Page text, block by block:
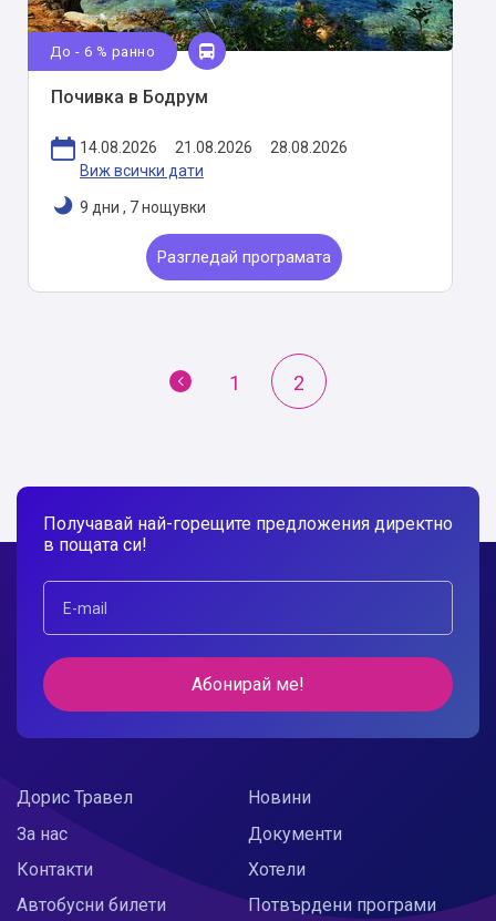
До - 6 % ранно
Почивка в Бодрум
14.08.2026 21.08.2026
28.08.2026
Виж всички дати
9 дни , 7 нощувки
Разгледай програмата
1 2
Получавай най-горещите предложения директно
в пощата си!
Абонирай ме!
Дорис Травел
За нас
Контакти
Новини
Документи
Хотели
Автобусни билети
Потвърдени програми